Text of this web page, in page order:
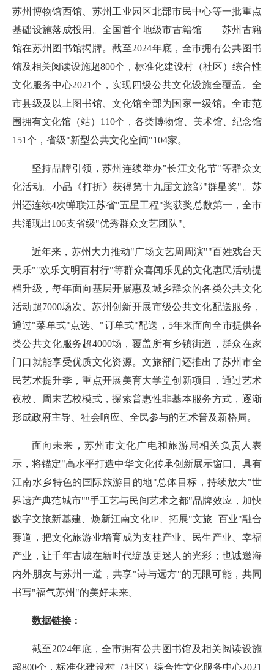
苏州博物馆西馆、苏州工业园区北部市民中心等一批重点
基础设施落成投用。全国首个地级市古籍馆——苏州古籍
馆在苏州图书馆揭牌。截至2024年底，全市拥有公共图书
馆及相关阅读设施超800个，标准化建设村（社区）综合性
文化服务中心2021个，实现四级公共文化设施全覆盖。全
市县级及以上图书馆、文化馆全部为国家一级馆。全市范
围拥有文化馆（站）110个，各类博物馆、美术馆、纪念馆
151个，省级"新型公共文化空间"104家。
坚持品牌引领，苏州连续举办"长江文化节"等群众文
化活动。小品《打折》获得第十九届文旅部"群星奖"。苏
州还连续4次蝉联江苏省"五星工程"奖获奖总数第一，全市
共涌现出106支省级"优秀群众文艺团队"。
近年来，苏州大力推动"广场文艺周周演""百姓戏台天
天乐""欢乐文明百村行"等群众喜闻乐见的文化惠民活动提
档升级，每年面向基层开展惠及城乡群众的各类公共文化
活动超7000场次。苏州创新开展市级公共文化配送服务，
通过"菜单式"点选、"订单式"配送，5年来面向全市提供各
类公共文化服务超4000场，覆盖所有乡镇街道，群众在家
门口就能享受优质文化资源。文旅部门还推出了苏州市全
民艺术提升季，重点开展美育大学堂创新项目，通过艺术
夜校、周末艺校模式，探索普惠性非基本服务方式，逐渐
形成政府主导、社会响应、全民参与的艺术普及新格局。
面向未来，苏州市文化广电和旅游局相关负责人表
示，将锚定"高水平打造中华文化传承创新展示窗口、具有
江南水乡特色的国际旅游目的地"总体目标，持续放大"世
界遗产典范城市""手工艺与民间艺术之都"品牌效应，加快
数字文旅新基建、焕新江南文化IP、拓展"文旅+百业"融合
赛道，把文化旅游业培育成为支柱产业、民生产业、幸福
产业，让千年古城在新时代绽放更迷人的光彩；也诚邀海
内外朋友与苏州一道，共享"诗与远方"的无限可能，共同
书写"福气苏州"的美好未来。
数据链接：
截至2024年底，全市拥有公共图书馆及相关阅读设施
超800个，标准化建设村（社区）综合性文化服务中心2021